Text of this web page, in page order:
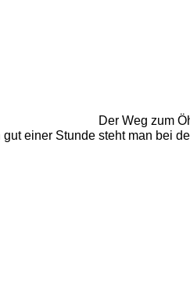
Der Weg zum
gut einer Stunde steht man bei